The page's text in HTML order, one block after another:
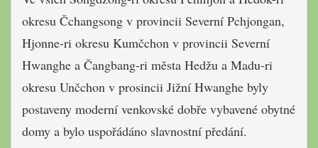
okresu Čchangsong v provincii Severní Pchjongan,
Hjonne-ri okresu Kumčchon v provincii Severní
Hwanghe a Čangbang-ri města Hedžu a Madu-ri
okresu Unčchon v prosincii Jižní Hwanghe byly
postaveny moderní venkovské dobře vybavené obytné
domy a bylo uspořádáno slavnostní předání.